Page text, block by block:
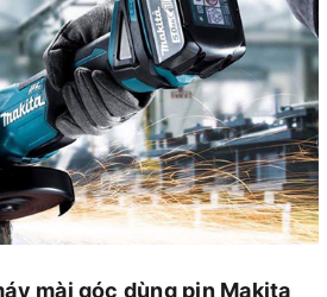
mài góc dùng pin Makita